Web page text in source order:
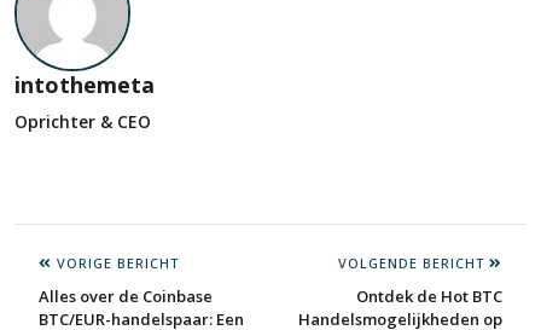
intothemeta
Oprichter & CEO
VORIGE BERICHT
Alles over de Coinbase
BTC/EUR-handelspaar: Een
VOLGENDE BERICHT
Ontdek de Hot BTC
Handelsmogelijkheden op